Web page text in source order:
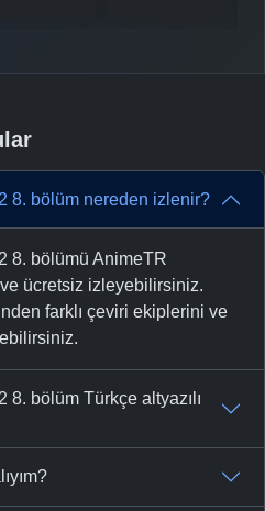
8. bölüm nereden izlenir?
8. bölümü AnimeTR
ücretsiz izleyebilirsiniz.
farklı çeviri ekiplerini ve
bölüm Türkçe altyazılı